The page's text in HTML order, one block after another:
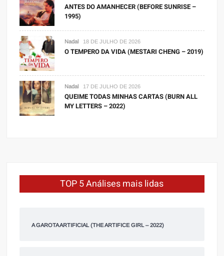
ANTES DO AMANHECER (BEFORE SUNRISE –
1995)
Nadal 18 DE JULHO DE 2026
O TEMPERO DA VIDA (MESTARI CHENG – 2019)
Nadal 17 DE JULHO DE 2026
QUEIME TODAS MINHAS CARTAS (BURN ALL
MY LETTERS – 2022)
TOP 5 Análises mais lidas
A GAROTA ARTIFICIAL (THE ARTIFICE GIRL – 2022)